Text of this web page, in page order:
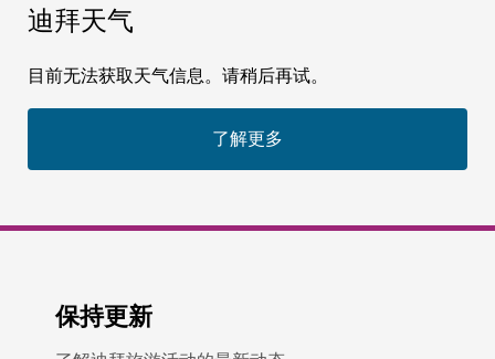
迪拜天气
目前无法获取天气信息。请稍后再试。
了解更多
保持更新